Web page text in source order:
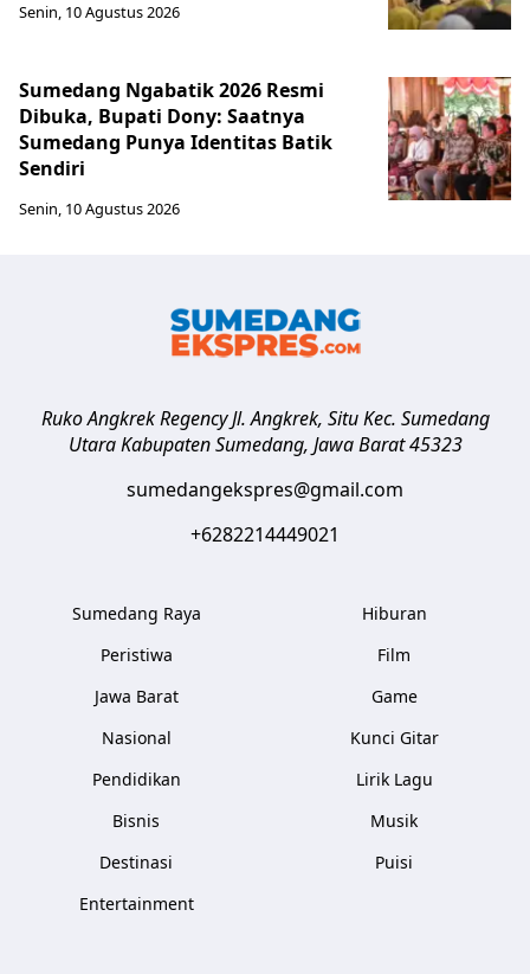
Senin, 10 Agustus 2026
Sumedang Ngabatik 2026 Resmi
Dibuka, Bupati Dony: Saatnya
Sumedang Punya Identitas Batik
Sendiri
Senin, 10 Agustus 2026
Ruko Angkrek Regency Jl. Angkrek, Situ Kec. Sumedang
Utara Kabupaten Sumedang, Jawa Barat 45323
sumedangekspres@gmail.com
+6282214449021
Sumedang Raya
Peristiwa
Jawa Barat
Nasional
Pendidikan
Bisnis
Destinasi
Entertainment
Hiburan
Film
Game
Kunci Gitar
Lirik Lagu
Musik
Puisi